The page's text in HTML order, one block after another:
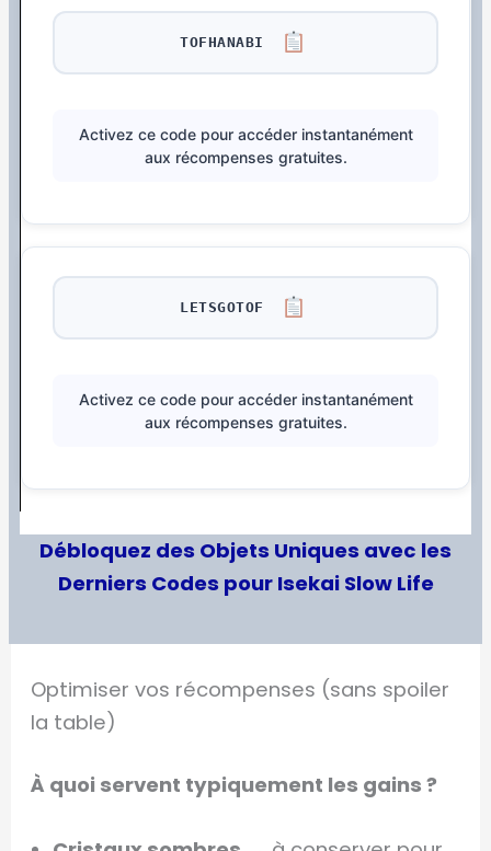
TOFHANABI
Activez ce code pour accéder instantanément
aux récompenses gratuites.
LETSGOTOF
Activez ce code pour accéder instantanément
aux récompenses gratuites.
Débloquez des Objets Uniques avec les
Derniers Codes pour Isekai Slow Life
Optimiser vos récompenses (sans spoiler
la table)
À quoi servent typiquement les gains ?